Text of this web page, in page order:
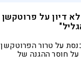
דיון על פרוטקשן
על טרור הפרוטקשן
חוסר ההגנה של